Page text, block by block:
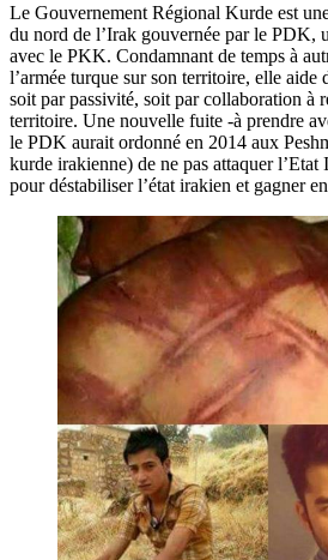
Le Gouvernement Régional Kurde est
du nord de l’Irak gouvernée par le PDK,
avec le PKK. Condamnant de temps à
l’armée turque sur son territoire, elle aide
soit par passivité, soit par collaboration à
territoire. Une nouvelle fuite -à prendre
le PDK aurait ordonné en 2014 aux
kurde irakienne) de ne pas attaquer
pour déstabiliser l’état irakien et gagner